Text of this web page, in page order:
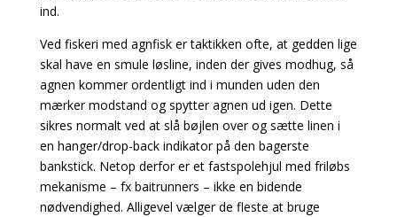
ind.
Ved fiskeri med agnfisk er taktikken ofte, at gedden lige
skal have en smule løsline, inden der gives modhug, så
agnen kommer ordentligt ind i munden uden den
mærker modstand og spytter agnen ud igen. Dette
sikres normalt ved at slå bøjlen over og sætte linen i
en hanger/drop-back indikator på den bagerste
bankstick. Netop derfor er et fastspolehjul med friløbs
mekanisme – fx baitrunners – ikke en bidende
nødvendighed. Alligevel vælger de fleste at bruge